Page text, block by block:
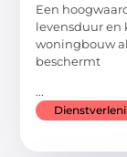
Een
levensduur en
woningbouw
beschermt
...